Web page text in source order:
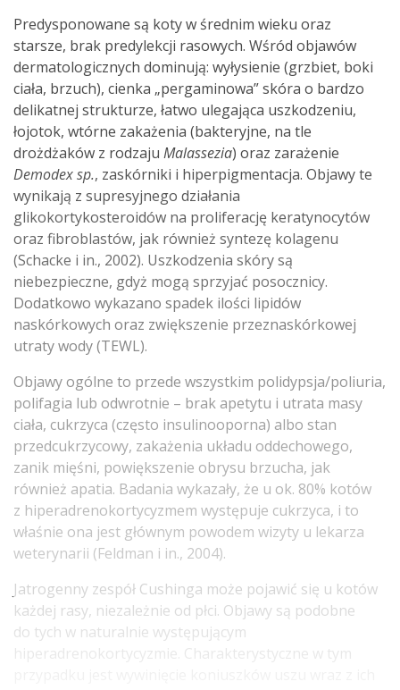
Predysponowane są koty w średnim wieku oraz
starsze, brak predylekcji rasowych. Wśród objawów
dermatologicznych dominują: wyłysienie (grzbiet, boki
ciała, brzuch), cienka „pergaminowa” skóra o bardzo
delikatnej strukturze, łatwo ulegająca uszkodzeniu,
łojotok, wtórne zakażenia (bakteryjne, na tle
drożdżaków z rodzaju Malassezia) oraz zarażenie
Demodex sp., zaskórniki i hiperpigmentacja. Objawy te
wynikają z supresyjnego działania
glikokortykosteroidów na proliferację keratynocytów
oraz fibroblastów, jak również syntezę kolagenu
(Schacke i in., 2002). Uszkodzenia skóry są
niebezpieczne, gdyż mogą sprzyjać posocznicy.
Dodatkowo wykazano spadek ilości lipidów
naskórkowych oraz zwiększenie przeznaskórkowej
utraty wody (TEWL).
Objawy ogólne to przede wszystkim polidypsja/poliuria,
polifagia lub odwrotnie – brak apetytu i utrata masy
ciała, cukrzyca (często insulinooporna) albo stan
przedcukrzycowy, zakażenia układu oddechowego,
zanik mięśni, powiększenie obrysu brzucha, jak
również apatia. Badania wykazały, że u ok. 80% kotów
z hiperadrenokortycyzmem występuje cukrzyca, i to
właśnie ona jest głównym powodem wizyty u lekarza
weterynarii (Feldman i in., 2004).
Jatrogenny zespół Cushinga może pojawić się u kotów
każdej rasy, niezależnie od płci. Objawy są podobne
do tych w naturalnie występującym
hiperadrenokortycyzmie. Charakterystyczne w tym